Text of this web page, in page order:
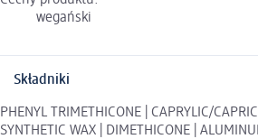
wegański
Składniki
PHENYL TRIMETHICONE | CAPRYLIC/CAPRIC
SYNTHETIC WAX | DIMETHICONE |